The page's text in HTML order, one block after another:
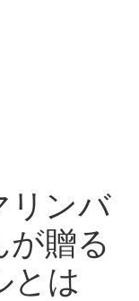
リンバ
贈る
とは